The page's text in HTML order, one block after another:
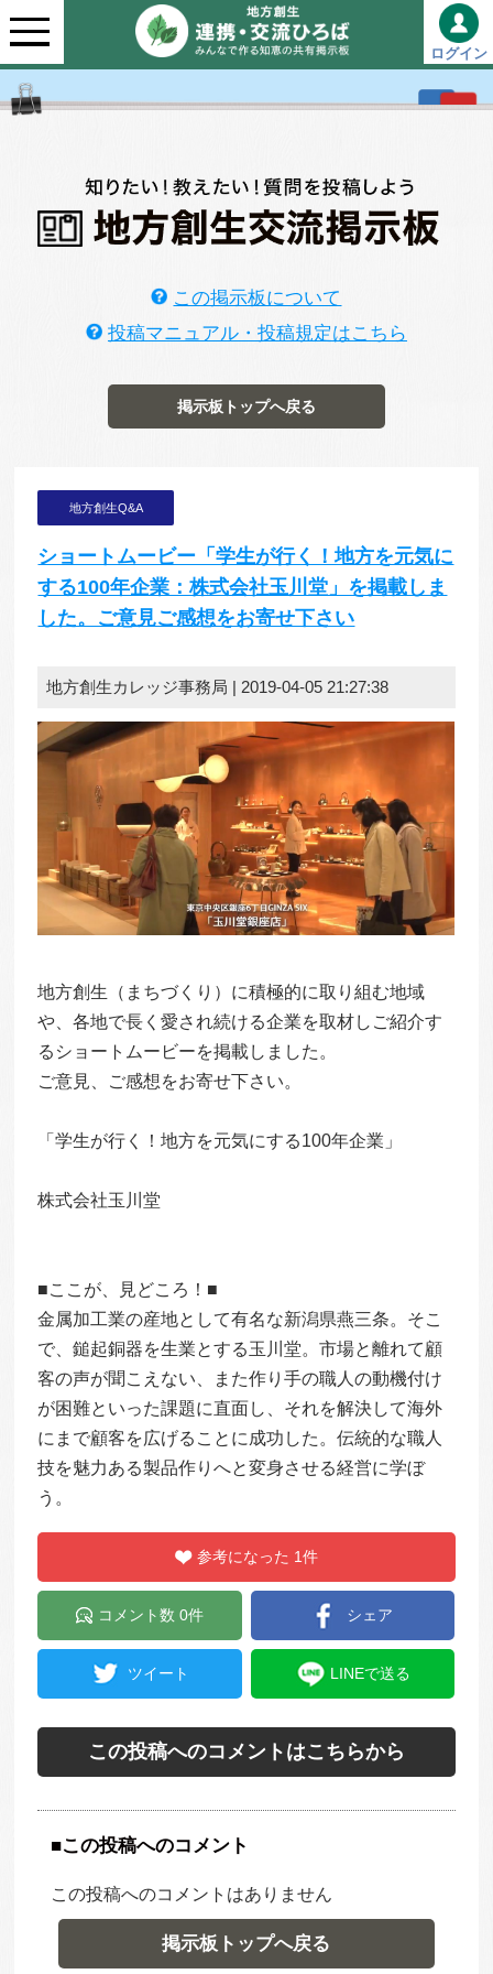
ログイン
この掲示板について
投稿マニュアル・投稿規定はこちら
掲示板トップへ戻る
地方創生Q&A
ショートムービー「学生が行く！地方を元気に
する100年企業：株式会社玉川堂」を掲載しま
した。ご意見ご感想をお寄せ下さい
地方創生カレッジ事務局 | 2019-04-05 21:27:38
地方創生（まちづくり）に積極的に取り組む地域
や、各地で長く愛され続ける企業を取材しご紹介す
るショートムービーを掲載しました。
ご意見、ご感想をお寄せ下さい。
「学生が行く！地方を元気にする100年企業」
株式会社玉川堂
■ここが、見どころ！■
金属加工業の産地として有名な新潟県燕三条。そこ
で、鎚起銅器を生業とする玉川堂。市場と離れて顧
客の声が聞こえない、また作り手の職人の動機付け
が困難といった課題に直面し、それを解決して海外
にまで顧客を広げることに成功した。伝統的な職人
技を魅力ある製品作りへと変身させる経営に学ぼ
う。
参考になった 1件
コメント数 0件 シェア
ツイート LINEで送る
この投稿へのコメントはこちらから
■この投稿へのコメント
この投稿へのコメントはありません
掲示板トップへ戻る